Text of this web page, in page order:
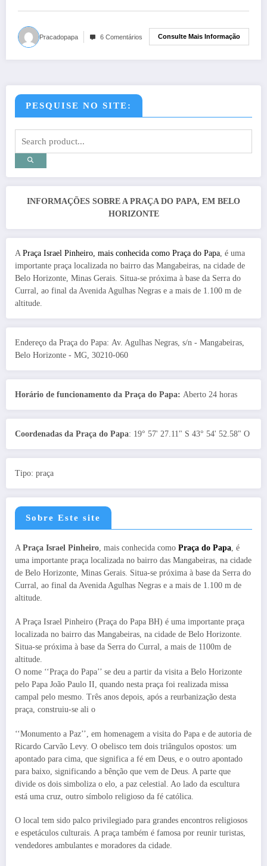
Pracadopapa 6 Comentários Consulte Mais Informação
PESQUISE NO SITE:
INFORMAÇÕES SOBRE A PRAÇA DO PAPA, EM BELO
HORIZONTE
A Praça Israel Pinheiro, mais conhecida como Praça do Papa, é uma
importante praça localizada no bairro das Mangabeiras, na cidade de
Belo Horizonte, Minas Gerais. Situa-se próxima à base da Serra do
Curral, ao final da Avenida Agulhas Negras e a mais de 1.100 m de
altitude.
Endereço da Praça do Papa: Av. Agulhas Negras, s/n - Mangabeiras,
Belo Horizonte - MG, 30210-060
Horário de funcionamento da Praça do Papa: Aberto 24 horas
Coordenadas da Praça do Papa: 19° 57' 27.11" S 43° 54' 52.58" O
Tipo: praça
Sobre Este site
A Praça Israel Pinheiro, mais conhecida como Praça do Papa, é
uma importante praça localizada no bairro das Mangabeiras, na cidade
de Belo Horizonte, Minas Gerais. Situa-se próxima à base da Serra do
Curral, ao final da Avenida Agulhas Negras e a mais de 1.100 m de
altitude.
A Praça Israel Pinheiro (Praça do Papa BH) é uma importante praça
localizada no bairro das Mangabeiras, na cidade de Belo Horizonte.
Situa-se próxima à base da Serra do Curral, a mais de 1100m de
altitude.
O nome ‘‘Praça do Papa’’ se deu a partir da visita a Belo Horizonte
pelo Papa João Paulo II, quando nesta praça foi realizada missa
campal pelo mesmo. Três anos depois, após a reurbanização desta
praça, construiu-se ali o
‘‘Monumento a Paz’’, em homenagem a visita do Papa e de autoria de
Ricardo Carvão Levy. O obelisco tem dois triângulos opostos: um
apontado para cima, que significa a fé em Deus, e o outro apontado
para baixo, significando a bênção que vem de Deus. A parte que
divide os dois simboliza o elo, a paz celestial. Ao lado da escultura
está uma cruz, outro símbolo religioso da fé católica.
O local tem sido palco privilegiado para grandes encontros religiosos
e espetáculos culturais. A praça também é famosa por reunir turistas,
vendedores ambulantes e moradores da cidade.